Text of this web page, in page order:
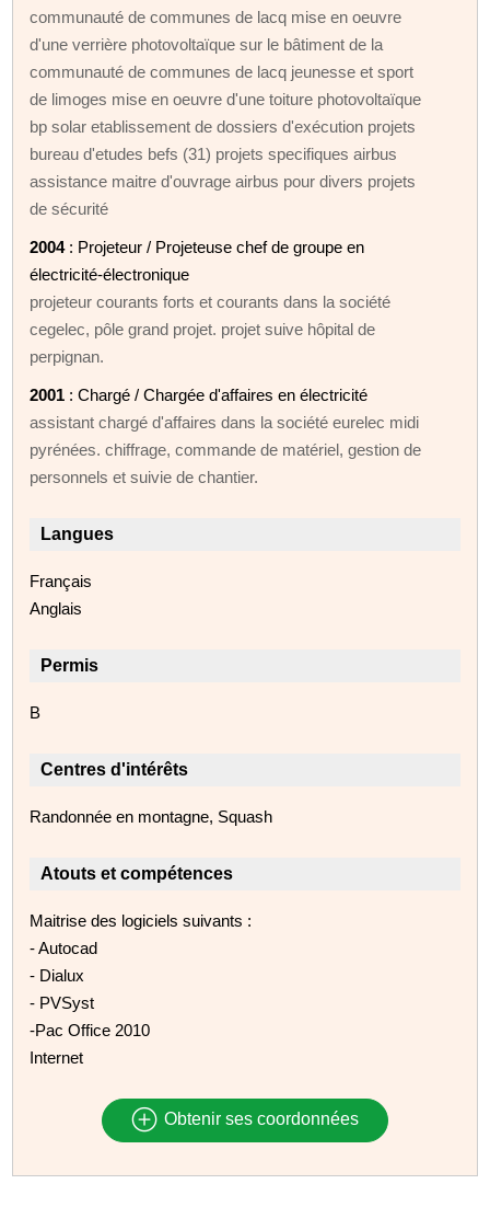
communauté de communes de lacq mise en oeuvre
d'une verrière photovoltaïque sur le bâtiment de la
communauté de communes de lacq jeunesse et sport
de limoges mise en oeuvre d'une toiture photovoltaïque
bp solar etablissement de dossiers d'exécution projets
bureau d'etudes befs (31) projets specifiques airbus
assistance maitre d'ouvrage airbus pour divers projets
de sécurité
2004: Projeteur / Projeteuse chef de groupe en
électricité-électronique
projeteur courants forts et courants dans la société
cegelec, pôle grand projet. projet suive hôpital de
perpignan.
2001 : Chargé / Chargée d'affaires en électricité
assistant chargé d'affaires dans la société eurelec midi
pyrénées. chiffrage, commande de matériel, gestion de
personnels et suivie de chantier.
Langues
Français
Anglais
Permis
B
Centres d'intérêts
Randonnée en montagne, Squash
Atouts et compétences
Maitrise des logiciels suivants :
- Autocad
- Dialux
- PVSyst
-Pac Office 2010
Internet
Obtenir ses coordonnées